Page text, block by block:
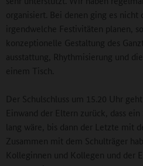
organisiert. Bei denen ging es nicht
irgendwelche Festivitäten planen,
konzeptionelle Gestaltung des
ausstattung, Rhythmisierung und
einem Tisch.
Der Schulschluss um 15.20 Uhr
Einwand der Eltern zurück, dass
lang wäre, bis dann der Letzte mit
Zusammen mit dem Schulträger
Kolleginnen und Kollegen und der